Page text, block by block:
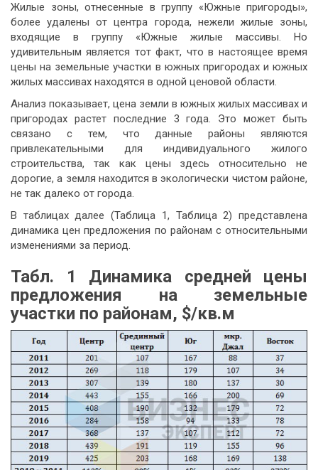
Жилые зоны, отнесенные в группу «Южные пригороды»,
более удалены от центра города, нежели жилые зоны,
входящие в группу «Южные жилые массивы. Но
удивительным является тот факт, что в настоящее время
цены на земельные участки в южных пригородах и южных
жилых массивах находятся в одной ценовой области.
Анализ показывает, цена земли в южных жилых массивах и
пригородах растет последние 3 года. Это может быть
связано с тем, что данные районы являются
привлекательными для индивидуального жилого
строительства, так как цены здесь относительно не
дорогие, а земля находится в экологически чистом районе,
не так далеко от города.
В таблицах далее (Таблица 1, Таблица 2) представлена
динамика цен предложения по районам с относительными
изменениями за период.
Табл. 1 Динамика средней цены
предложения на земельные
участки по районам, $/кв.м